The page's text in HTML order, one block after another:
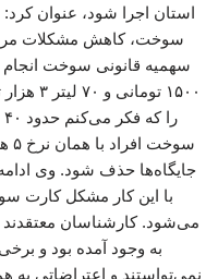
استان اجرا شود، عنوان کرد:
سوخت، کاهش مشکلات
۱۵۰۰
جایگاه‌ها حذف شود. وی
با این کار مشکل کارت
می‌شود. کارشناسان معتقدند
به وجود آمده بود و
نمی‌تواستند و اعتراضاتی